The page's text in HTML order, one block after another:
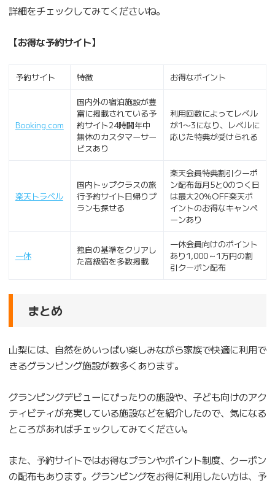
詳細をチェックしてみてくださいね。
【お得な予約サイト】
予約サイト 特徴 お得なポイント
Booking.com
国内外の宿泊施設が豊
富に掲載されている予
約サイト24時間年中
無休のカスタマーサー
ビスあり
利用回数によってレベル
が1〜3になり、レベルに
応じた特典が受けられる
楽天トラベル
国内トップクラスの旅
行予約サイト日帰りプ
ランも探せる
楽天会員特典割引クーポ
ン配布毎月5と0のつく日
は最大20％OFF楽天ポ
イントのお得なキャンペ
ーンあり
一休
独自の基準をクリアし
た高級宿を多数掲載
一休会員向けのポイント
あり1,000～1万円の割
引クーポン配布
まとめ
山梨には、自然をめいっぱい楽しみながら家族で快適に利用で
きるグランピング施設が数多くあります。
グランピングデビューにぴったりの施設や、子ども向けのアク
ティビティが充実している施設などを紹介したので、気になる
ところがあればチェックしてみてください。
また、予約サイトではお得なプランやポイント制度、クーポン
の配布もあります。グランピングをお得に利用したい方は、予